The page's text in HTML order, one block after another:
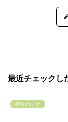
最近チェックし
残りわずか